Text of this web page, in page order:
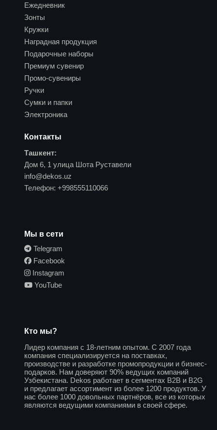
Ежедневник
Зонты
Кружки
Наградная продукция
Подарочные наборы
Премиум сувенир
Промо-сувениры
Ручки
Сумки и папки
Электроника
Контакты
Ташкент:
Дом 6, 1 улица Шота Руставели
info@dekos.uz
Телефон: +998555110066
Мы в сети
Telegram
Facebook
Instagram
YouTube
Кто мы?
Лидер компания с 18-летним опытом. С 2007 года
компания специализируется на поставках,
производстве и разработке промопродукции и бизнес-
подарков. Нам доверяют 90% ведущих компаний
Узбекистана. Dekos работает в сегментах B2B и B2G
и предлагает ассортимент из более 1200 продуктов. У
нас более 1000 довольных партнёров, все из которых
являются ведущими компаниями в своей сфере.